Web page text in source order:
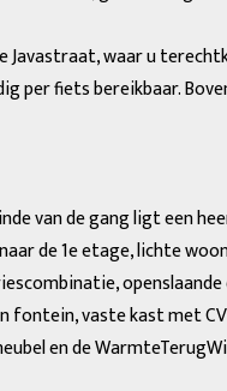
waar u
per fiets bereikbaar.
van de gang ligt een
de 1e etage, lichte
vaste kast met
en de